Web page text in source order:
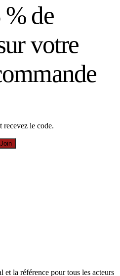
% de
votre
recevez le code.
Join
et la référence pour tous les acteurs